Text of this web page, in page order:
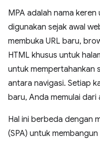
MPA adalah nama
digunakan sejak awal
membuka URL baru,
HTML khusus untuk
untuk mempertahankan
antara navigasi. Setiap
baru, Anda memulai dari
Hal ini berbeda dengan
(SPA) untuk